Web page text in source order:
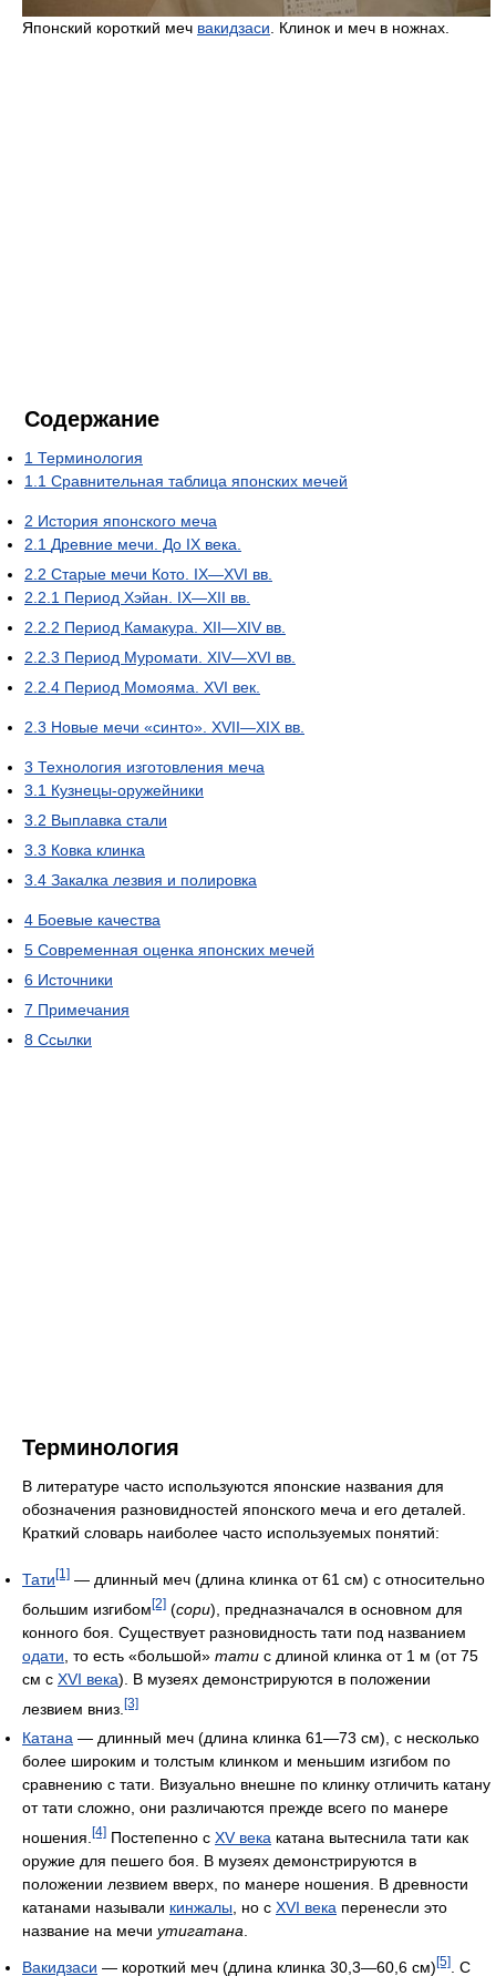
Японский короткий меч вакидзаси. Клинок и меч в ножнах.
Содержание
1 Терминология
1.1 Сравнительная таблица японских мечей
2 История японского меча
2.1 Древние мечи. До IX века.
2.2 Старые мечи Кото. IX—XVI вв.
2.2.1 Период Хэйан. IX—XII вв.
2.2.2 Период Камакура. XII—XIV вв.
2.2.3 Период Муромати. XIV—XVI вв.
2.2.4 Период Момояма. XVI век.
2.3 Новые мечи «синто». XVII—XIX вв.
3 Технология изготовления меча
3.1 Кузнецы-оружейники
3.2 Выплавка стали
3.3 Ковка клинка
3.4 Закалка лезвия и полировка
4 Боевые качества
5 Современная оценка японских мечей
6 Источники
7 Примечания
8 Ссылки
Терминология
В литературе часто используются японские названия для
обозначения разновидностей японского меча и его деталей.
Краткий словарь наиболее часто используемых понятий:
Тати [1] — длинный меч (длина клинка от 61 см) с относительно
большим изгибом[2] (сори), предназначался в основном для
конного боя. Существует разновидность тати под названием
одати , то есть «большой» тати с длиной клинка от 1 м (от 75
см с XVI века). В музеях демонстрируются в положении
лезвием вниз. [3]
Катана — длинный меч (длина клинка 61—73 см), с несколько
более широким и толстым клинком и меньшим изгибом по
сравнению с тати. Визуально внешне по клинку отличить катану
от тати сложно, они различаются прежде всего по манере
ношения. [4] Постепенно с XV века катана вытеснила тати как
оружие для пешего боя. В музеях демонстрируются в
положении лезвием вверх, по манере ношения. В древности
катанами называли кинжалы , но с XVI века перенесли это
название на мечи утигатана
Вакидзаси — короткий меч (длина клинка 30,3—60,6 см)[5] . С